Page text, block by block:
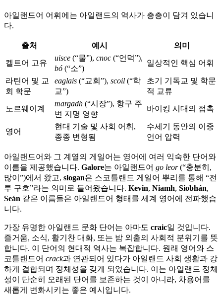
아일랜드어 어휘에는 아일랜드의 역사가 층층이 담겨 있습니
다.
출처 예시 의미
켈트어 고유
uisce (“물”), cnoc (“언덕”),
bó (“소”)
일상적인 핵심 어휘
라틴어 및 교
회 학문
eaglais (“교회”), scoil (“학
교”)
초기 기독교 및 학문
적 교류
노르웨이계
margadh (“시장”), 항구 주
변 지명 영향
바이킹 시대의 접촉
영어
현대 기술 및 사회 어휘,
종종 변형됨
수세기 동안의 이중
언어 압력
아일랜드어와 그 계열의 게일어는 영어에 여러 익숙한 단어와
이름을 제공했습니다. Galore는 아일랜드어 go leor(“충분히,
많이”)에서 왔고, slogan은 스코틀랜드 게일어 뿌리를 통해 “전
투 구호”라는 의미로 들어왔습니다. Kevin, Niamh, Siobhán,
Seán 같은 이름들은 아일랜드어 형태를 세계 영어에 전파했습
니다.
가장 유명한 아일랜드 문화 단어는 아마도 craic일 것입니다.
즐거움, 소식, 활기찬 대화, 또는 밤 외출의 사회적 분위기를 뜻
합니다. 이 단어의 현대적 역사는 복잡합니다. 원래 영어와 스
코틀랜드어 crack과 연관되어 있다가 아일랜드 사회 생활과 강
하게 결합되며 정체성을 갖게 되었습니다. 이는 아일랜드 정체
성이 단순히 오래된 단어를 보존하는 것이 아니라, 차용어를
새롭게 변화시키는 좋은 예시입니다.